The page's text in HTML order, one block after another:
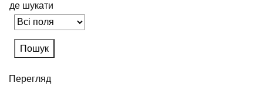
де шукати
Перегляд